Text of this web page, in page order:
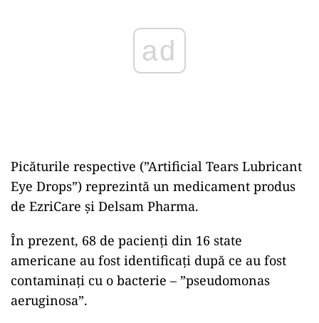
Picăturile respective (”Artificial Tears Lubricant
Eye Drops”) reprezintă un medicament produs
de EzriCare și Delsam Pharma.
În prezent, 68 de pacienți din 16 state
americane au fost identificați după ce au fost
contaminați cu o bacterie – ”pseudomonas
aeruginosa”.